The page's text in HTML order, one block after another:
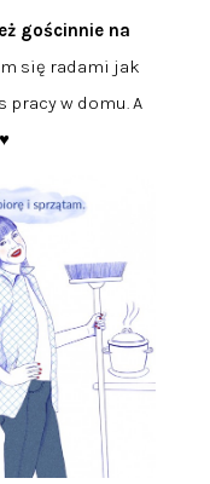
gościnnie na
się radami jak
w domu. A